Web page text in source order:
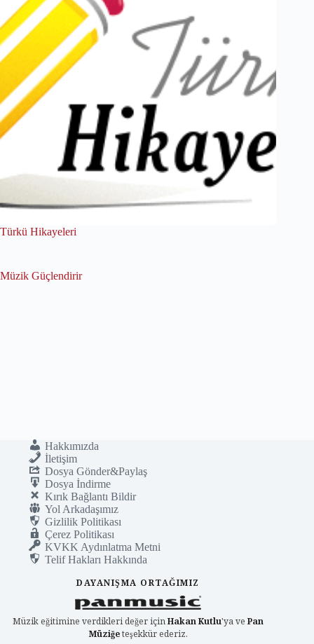
Türkü Hikayeleri
Müzik Güçlendirir
Hakkımızda
İletişim
Dosya Gönder&Paylaş
Dosya İndirme
Kırık Bağlantı Bildir
Yol Arkadaşımız
Gizlilik Politikası
Çerez Politikası
KVKK Aydınlatma Metni
Telif Hakları Hakkında
DAYANIŞMA ORTAĞIMIZ
Müzik eğitimine verdikleri değer içinHakan Kutlu'ya vePan
Müziğeteşekkür ederiz.